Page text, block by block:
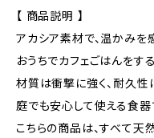
【 商品説明 】
アカシア素材で、温かみを
おうちでカフェごはんをす
材質は衝撃に強く、耐久
庭でも安心して使える食器
こちらの商品は、すべて天